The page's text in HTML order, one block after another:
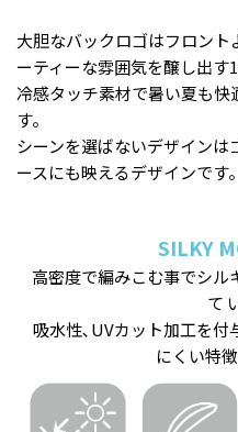
大胆なバックロゴはフロン
ーティーな雰囲気を醸し出す1
冷感タッチ素材で暑い夏も
す。
シーンを選ばないデザイン
ースにも映えるデザインです。
SILKY
高密度で編みこむ事でシル
て
吸水性､UVカット加工を付
にくい特